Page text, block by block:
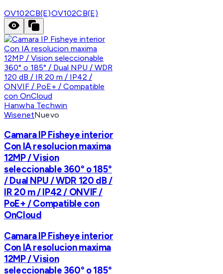
OV102CB(E)OV102CB(E)
Hanwha Techwin
WisenetNuevo
Camara IP Fisheye interior
Con IA resolucion maxima
12MP / Vision
seleccionable 360° o 185°
/ Dual NPU / WDR 120 dB /
IR 20 m / IP42 / ONVIF /
PoE+ / Compatible con
OnCloud
Camara IP Fisheye interior
Con IA resolucion maxima
12MP / Vision
seleccionable 360° o 185°